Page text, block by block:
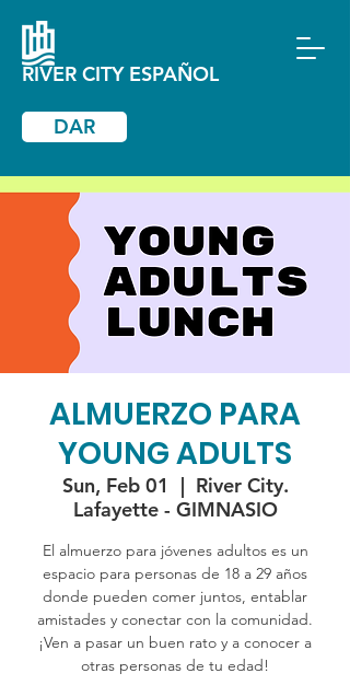
RIVER CITY ESPAÑOL
DAR
ALMUERZO PARA
YOUNG ADULTS
Sun, Feb 01
  |
River City.
Lafayette - GIMNASIO
El almuerzo para jóvenes adultos es un
espacio para personas de 18 a 29 años
donde pueden comer juntos, entablar
amistades y conectar con la comunidad.
¡Ven a pasar un buen rato y a conocer a
otras personas de tu edad!